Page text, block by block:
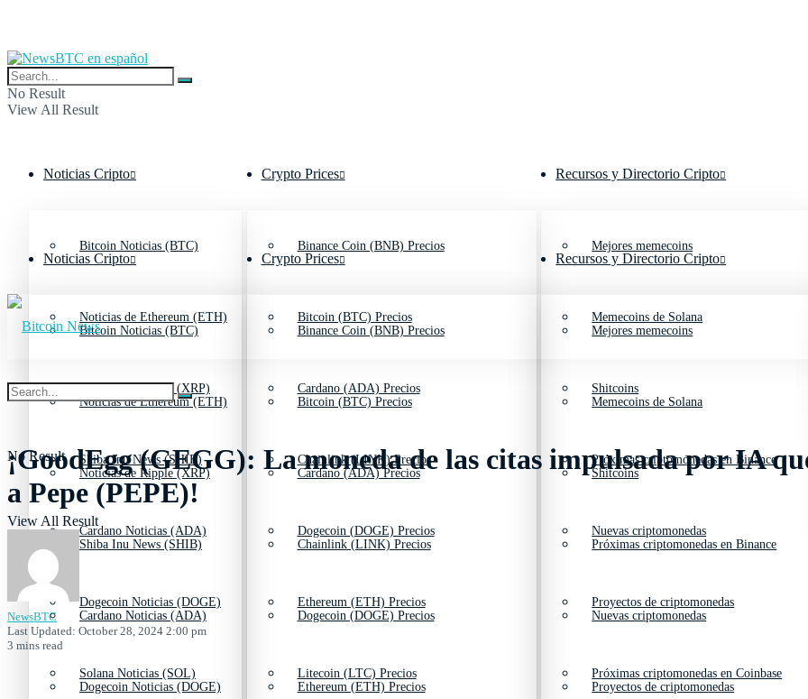
No Result
View All Result
Noticias Cripto
Bitcoin Noticias (BTC)
Noticias de Ethereum (ETH)
Noticias de Ripple (XRP)
Shiba Inu News (SHIB)
Cardano Noticias (ADA)
Dogecoin Noticias (DOGE)
Solana Noticias (SOL)
Crypto Prices
Binance Coin (BNB) Precios
Bitcoin (BTC) Precios
Cardano (ADA) Precios
Chainlink (LINK) Precios
Dogecoin (DOGE) Precios
Ethereum (ETH) Precios
Litecoin (LTC) Precios
Recursos y Directorio Cripto
Mejores memecoins
Memecoins de Solana
Shitcoins
Próximas criptomonedas en Binance
Nuevas criptomonedas
Proyectos de criptomonedas
Próximas criptomonedas en Coinbase
Noticias Cripto
Bitcoin Noticias (BTC)
Noticias de Ethereum (ETH)
Noticias de Ripple (XRP)
Shiba Inu News (SHIB)
Cardano Noticias (ADA)
Dogecoin Noticias (DOGE)
Crypto Prices
Binance Coin (BNB) Precios
Bitcoin (BTC) Precios
Cardano (ADA) Precios
Chainlink (LINK) Precios
Dogecoin (DOGE) Precios
Ethereum (ETH) Precios
Recursos y Directorio Cripto
Mejores memecoins
Memecoins de Solana
Shitcoins
Próximas criptomonedas en Binance
Nuevas criptomonedas
Proyectos de criptomonedas
No Result
View All Result
¡GoodEgg (GEGG): La moneda de las citas impulsada por IA
a Pepe (PEPE)!
NewsBTC
Last Updated: October 28, 2024 2:00 pm
3 mins read